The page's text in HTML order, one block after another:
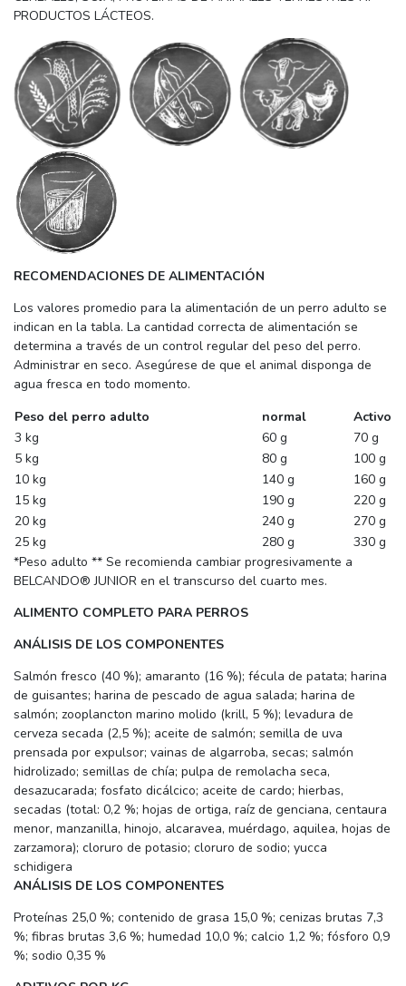
PRODUCTOS LÁCTEOS.
RECOMENDACIONES DE ALIMENTACIÓN
Los valores promedio para la alimentación de un perro adulto se
indican en la tabla. La cantidad correcta de alimentación se
determina a través de un control regular del peso del perro.
Administrar en seco. Asegúrese de que el animal disponga de
agua fresca en todo momento.
Peso del perro adulto
normal
Activo
3 kg
60 g
70 g
5 kg
80 g
100 g
10 kg
140 g
160 g
15 kg
190 g
220 g
20 kg
240 g
270 g
25 kg
280 g
330 g
*Peso adulto ** Se recomienda cambiar progresivamente a
BELCANDO® JUNIOR en el transcurso del cuarto mes.
ALIMENTO COMPLETO PARA PERROS
ANÁLISIS DE LOS COMPONENTES
Salmón fresco (40 %); amaranto (16 %); fécula de patata; harina
de guisantes; harina de pescado de agua salada; harina de
salmón; zooplancton marino molido (krill, 5 %); levadura de
cerveza secada (2,5 %); aceite de salmón; semilla de uva
prensada por expulsor; vainas de algarroba, secas; salmón
hidrolizado; semillas de chía; pulpa de remolacha seca,
desazucarada; fosfato dicálcico; aceite de cardo; hierbas,
secadas (total: 0,2 %; hojas de ortiga, raíz de genciana, centaura
menor, manzanilla, hinojo, alcaravea, muérdago, aquilea, hojas de
zarzamora); cloruro de potasio; cloruro de sodio; yucca
schidigera
ANÁLISIS DE LOS COMPONENTES
Proteínas 25,0 %; contenido de grasa 15,0 %; cenizas brutas 7,3
%; fibras brutas 3,6 %; humedad 10,0 %; calcio 1,2 %; fósforo 0,9
%; sodio 0,35 %